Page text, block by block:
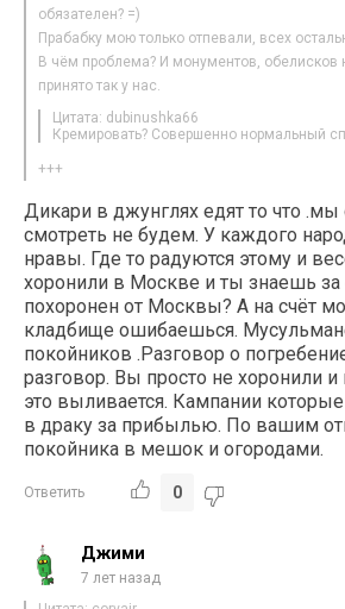
обязателен? =)
Прабабку мою только отпевали, всех
В чём проблема? И монументов, обелисков
принято так у нас.
Цитата: dubinushka66
Кремировать? Совершенно нормальный
+++
Дикари в джунглях едят то что .мы
смотреть не будем. У каждого
нравы. Где то радуются этому и
хоронили в Москве и ты знаешь
похоронен от Москвы? А на счёт
кладбище ошибаешься.
покойников .Разговор о
разговор. Вы просто не хоронили и
это выливается. Кампании
в драку за прибылью. По вашим
покойника в мешок и огородами.
Ответить 0
Джими
7 лет назад